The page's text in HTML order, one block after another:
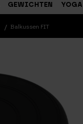
GEWICHTEN YOGA
Balkussen FIT